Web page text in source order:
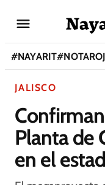
#NAYARIT#
JALISCO
Planta de
en el